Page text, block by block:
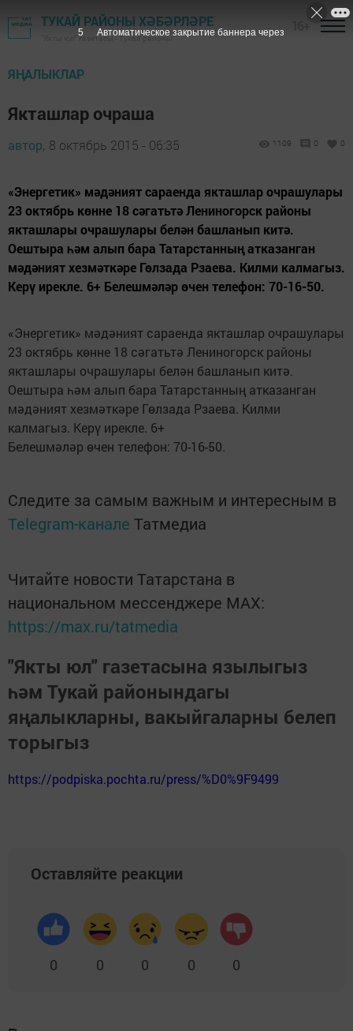
ТУКАЙ РАЙОНЫ ХӘБӘРЛӘРЕ
"Якты юл" газетасы - Тукай районы
ЯҢАЛЫКЛАР
Якташлар очраша
автор, 8 октябрь 2015 - 06:35 1109 0 0
«Энергетик» мәдәният сараенда якташлар очрашулары
23 октябрь көнне 18 сәгатьтә Лениногорск районы
якташлары очрашулары белән башланып китә.
Оештыра һәм алып бара Татарстанның атказанган
мәдәният хезмәткәре Гөлзада Рзаева. Килми калмагыз.
Керү ирекле. 6+ Белешмәләр өчен телефон: 70-16-50.
«Энергетик» мәдәният сараенда якташлар очрашулары
23 октябрь көнне 18 сәгатьтә Лениногорск районы
якташлары очрашулары белән башланып китә.
Оештыра һәм алып бара Татарстанның атказанган
мәдәният хезмәткәре Гөлзада Рзаева. Килми
калмагыз. Керү ирекле. 6+
Белешмәләр өчен телефон: 70-16-50.
Следите за самым важным и интересным в
Telegram-канале Татмедиа
Читайте новости Татарстана в
национальном мессенджере MАХ:
https://max.ru/tatmedia
"Якты юл" газетасына язылыгыз
һәм Тукай районындагы
яңалыкларны, вакыйгаларны белеп
торыгыз
https://podpiska.pochta.ru/press/%D0%9F9499
Оставляйте реакции
0 0 0 0 0
4 Автоматическое закрытие баннера через